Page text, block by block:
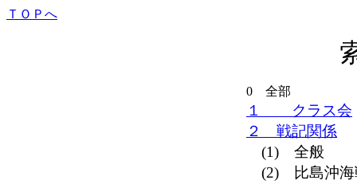
ＴＯＰへ
0 全部
１ クラス会
２ 戦記関係
(1) 全般
(2) 比島沖